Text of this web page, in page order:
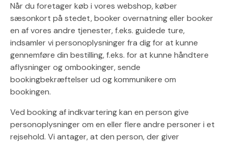
Når du foretager køb i vores webshop, køber
sæsonkort på stedet, booker overnatning eller booker
en af vores andre tjenester, f.eks. guidede ture,
indsamler vi personoplysninger fra dig for at kunne
gennemføre din bestilling, f.eks. for at kunne håndtere
aflysninger og ombookinger, sende
bookingbekræftelser ud og kommunikere om
bookingen.
Ved booking af indkvartering kan en person give
personoplysninger om en eller flere andre personer i et
rejsehold. Vi antager, at den person, der giver